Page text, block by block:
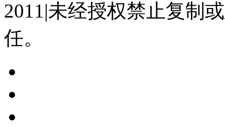
2011|未经授权禁止复制
任。